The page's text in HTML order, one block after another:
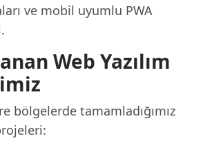
ve mobil uyumlu PWA
Web Yazılım
bölgelerde tamamladığımız